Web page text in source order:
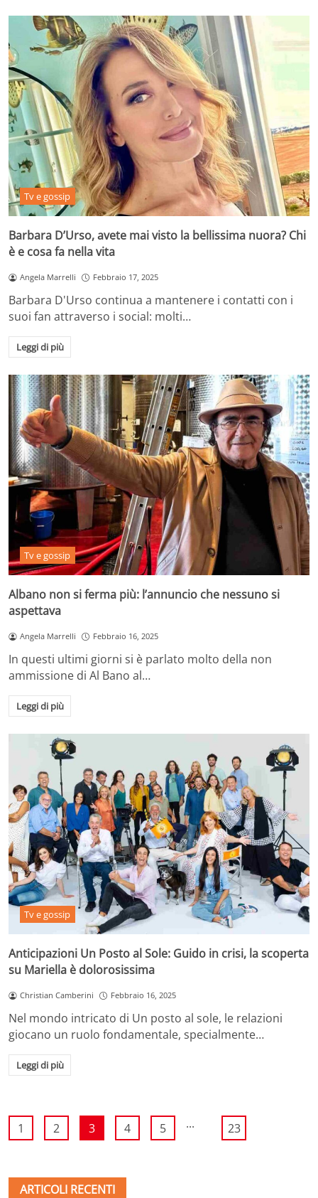
Tv e gossip
Barbara D’Urso, avete mai visto la bellissima nuora? Chi
è e cosa fa nella vita
Angela Marrelli Febbraio 17, 2025
Barbara D'Urso continua a mantenere i contatti con i
suoi fan attraverso i social: molti…
Leggi di più
Tv e gossip
Albano non si ferma più: l’annuncio che nessuno si
aspettava
Angela Marrelli Febbraio 16, 2025
In questi ultimi giorni si è parlato molto della non
ammissione di Al Bano al…
Leggi di più
Tv e gossip
Anticipazioni Un Posto al Sole: Guido in crisi, la scoperta
su Mariella è dolorosissima
Christian Camberini Febbraio 16, 2025
Nel mondo intricato di Un posto al sole, le relazioni
giocano un ruolo fondamentale, specialmente…
Leggi di più
1 2 3 4 5 ... 23
ARTICOLI RECENTI